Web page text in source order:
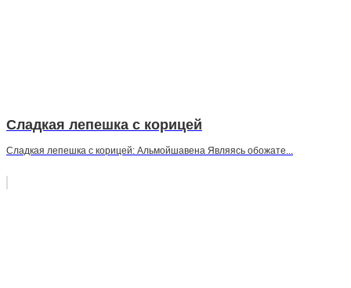
Сладкая лепешка с корицей
Сладкая лепешка с корицей: Альмойшавена Являясь обожате...